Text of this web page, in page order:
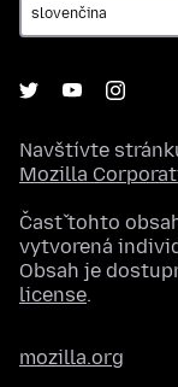
Navštívte
Mozilla
Časť tohto
vytvorená
Obsah je
license.
mozilla.org